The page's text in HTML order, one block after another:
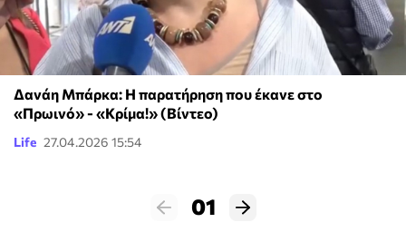
Δανάη Μπάρκα: Η παρατήρηση που έκανε στο
«Πρωινό» - «Κρίμα!» (Βίντεο)
Life 27.04.2026 15:54
01